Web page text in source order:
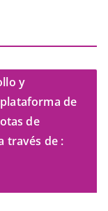
y
de
de
través de :